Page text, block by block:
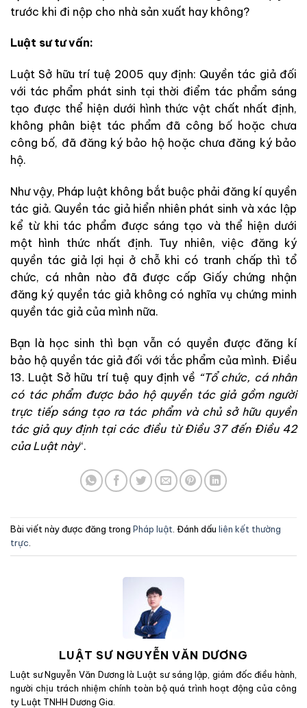
trước khi đi nộp cho nhà sản xuất hay không?
Luật sư tư vấn:
Luật Sở hữu trí tuệ 2005 quy định: Quyền tác giả đối
với tác phẩm phát sinh tại thời điểm tác phẩm sáng
tạo được thể hiện dưới hình thức vật chất nhất định,
không phân biệt tác phẩm đã công bố hoặc chưa
công bố, đã đăng ký bảo hộ hoặc chưa đăng ký bảo
hộ.
Như vậy, Pháp luật không bắt buộc phải đăng kí quyền
tác giả. Quyền tác giả hiển nhiên phát sinh và xác lập
kể từ khi tác phẩm được sáng tạo và thể hiện dưới
một hình thức nhất định. Tuy nhiên, việc đăng ký
quyền tác giả lợi hại ở chỗ khi có tranh chấp thì tổ
chức, cá nhân nào đã được cấp Giấy chứng nhận
đăng ký quyền tác giả không có nghĩa vụ chứng minh
quyền tác giả của mình nữa.
Bạn là học sinh thì bạn vẫn có quyền được đăng kí
bảo hộ quyền tác giả đối với tắc phẩm của mình. Điều
13. Luật Sở hữu trí tuệ quy định về “Tổ chức, cá nhân
có tác phẩm được bảo hộ quyền tác giả gồm người
trực tiếp sáng tạo ra tác phẩm và chủ sở hữu quyền
tác giả quy định tại các điều từ Điều 37 đến Điều 42
của Luật này“.
Bài viết này được đăng trong Pháp luật . Đánh dấu liên kết thường
trực
LUẬT SƯ NGUYỄN VĂN DƯƠNG
Luật sư Nguyễn Văn Dương là Luật sư sáng lập, giám đốc điều hành,
người chịu trách nhiệm chính toàn bộ quá trình hoạt động của công
ty Luật TNHH Dương Gia.